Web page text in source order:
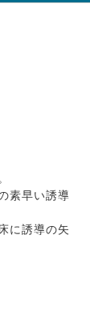
素早い誘導
に誘導の矢